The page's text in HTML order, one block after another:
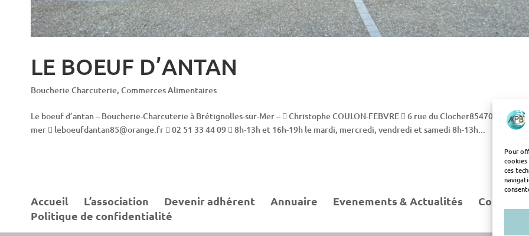
Pour
ces
LE BOEUF D’ANTAN
Boucherie Charcuterie, Commerces Alimentaires
Le boeuf d’antan – Boucherie-Charcuterie à Brétignolles-sur-Mer –  Christophe COULON-FEBVRE  6 rue du Clocher85470
mer  leboeufdantan85@orange.fr  02 51 33 44 09  8h-13h et 16h-19h le mardi, mercredi, vendredi et samedi 8h-13h...
Accueil L’association Devenir adhérent Annuaire Evenements & Actualités
Contact
Politique de confidentialité